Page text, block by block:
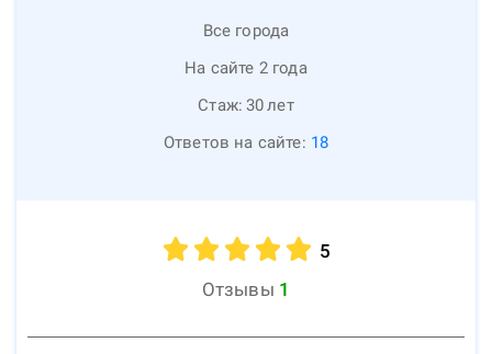
Все города
На сайте 2 года
Стаж: 30лет
Ответов на сайте: 18
5
Отзывы 1